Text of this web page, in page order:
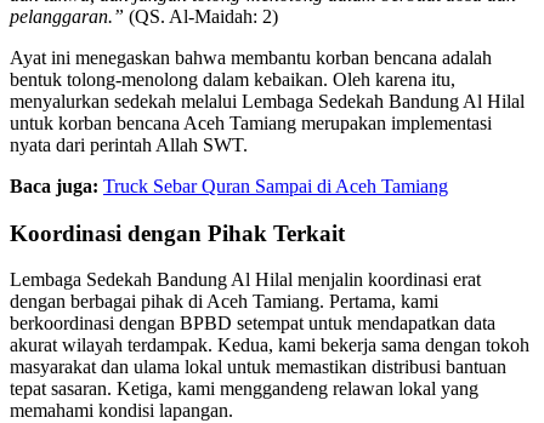
pelanggaran.” (QS. Al-Maidah: 2)
Ayat ini menegaskan bahwa membantu korban bencana adalah
bentuk tolong-menolong dalam kebaikan. Oleh karena itu,
menyalurkan sedekah melalui Lembaga Sedekah Bandung Al Hilal
untuk korban bencana Aceh Tamiang merupakan implementasi
nyata dari perintah Allah SWT.
Baca juga: Truck Sebar Quran Sampai di Aceh Tamiang
Koordinasi dengan Pihak Terkait
Lembaga Sedekah Bandung Al Hilal menjalin koordinasi erat
dengan berbagai pihak di Aceh Tamiang. Pertama, kami
berkoordinasi dengan BPBD setempat untuk mendapatkan data
akurat wilayah terdampak. Kedua, kami bekerja sama dengan tokoh
masyarakat dan ulama lokal untuk memastikan distribusi bantuan
tepat sasaran. Ketiga, kami menggandeng relawan lokal yang
memahami kondisi lapangan.